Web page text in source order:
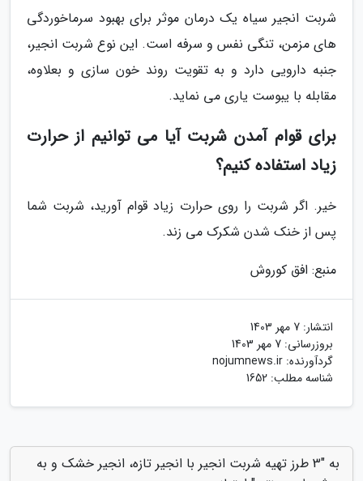
شربت انجیر سیاه یک درمان موثر برای بهبود سرماخوردگی
های مزمن، تنگی نفس و سرفه است. این نوع شربت انجیر،
جنبه دارویی دارد و به تقویت روند خون سازی و بعلاوه،
مقابله با یبوست یاری می نماید.
برای قوام آمدن شربت آیا می توانیم از حرارت
زیاد استفاده کنیم؟
خیر. اگر شربت را روی حرارت زیاد قوام آورید، شربت شما
پس از خنک شدن شکرک می زند.
منبع: افق کوروش
انتشار: 7 مهر 1403
بروزرسانی: 7 مهر 1403
گردآورنده: nojumnews.ir
شناسه مطلب: 1652
به "3 طرز تهیه شربت انجیر با انجیر تازه، انجیر خشک و به